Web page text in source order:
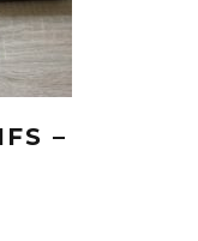
–